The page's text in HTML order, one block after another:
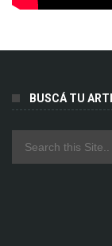
BUSCÁ TU